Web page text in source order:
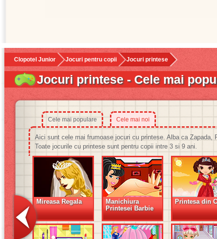
Clopotel Junior Jocuri pentru copii Jocuri printese
Jocuri printese - Cele mai
Cele mai populare Cele mai noi
Aici sunt cele mai frumoase jocuri cu printese. Alba ca
Toate jocurile cu printese sunt pentru copii intre 3 si 9 ani.
Mireasa Regala
Manichiura
Printesei Barbie
Printesa din